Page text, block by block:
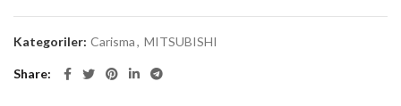
Kategoriler: Carisma, MITSUBISHI
Share